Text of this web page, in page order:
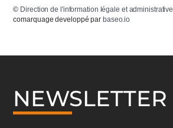
© Direction de l'information légale et administrative
comarquage developpé par baseo.io
NEWSLETTER